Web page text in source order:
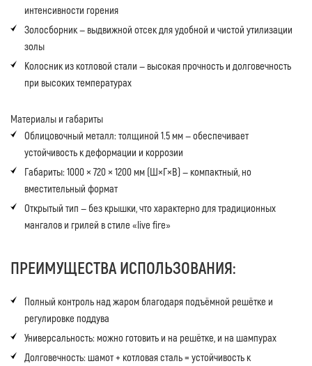
интенсивности горения
Золосборник — выдвижной отсек для удобной и чистой утилизации
золы
Колосник из котловой стали — высокая прочность и долговечность
при высоких температурах
Материалы и габариты
Облицовочный металл: толщиной 1.5 мм — обеспечивает
устойчивость к деформации и коррозии
Габариты: 1000 × 720 × 1200 мм (Ш×Г×В) — компактный, но
вместительный формат
Открытый тип — без крышки, что характерно для традиционных
мангалов и грилей в стиле «live fire»
ПРЕИМУЩЕСТВА ИСПОЛЬЗОВАНИЯ:
Полный контроль над жаром благодаря подъёмной решётке и
регулировке поддува
Универсальность: можно готовить и на решётке, и на шампурах
Долговечность: шамот + котловая сталь = устойчивость к